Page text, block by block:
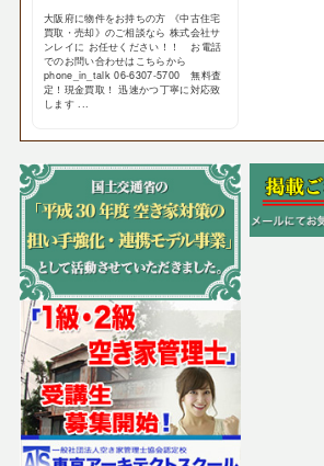
大阪府に物件をお持ちの方 《中古住宅
買取・売却》のご相談なら 株式会社サ
ンレイに お任せください！！ お電話
でのお問い合わせはこちらから
phone_in_talk 06-6307-5700 無料査
定！現金買取！ 迅速かつ丁寧に対応致
します ...